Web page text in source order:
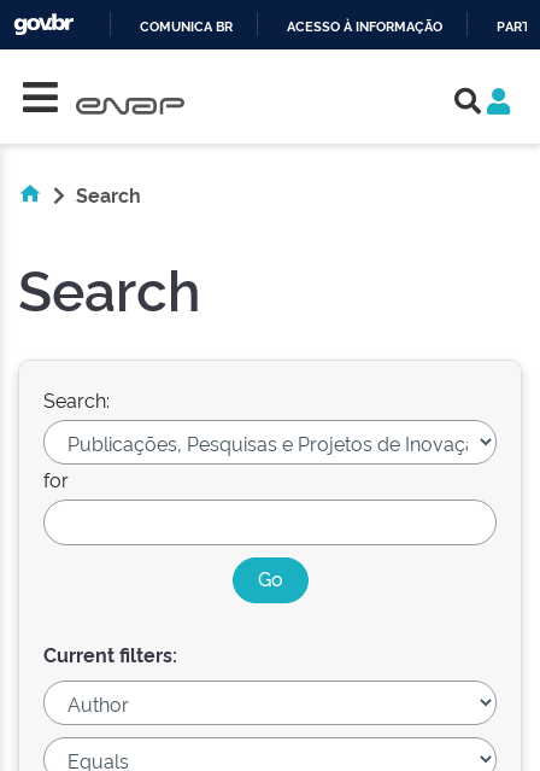
COMUNICA BR ACESSO À INFORMAÇÃO
Search
Search
Search:
for
Current filters: